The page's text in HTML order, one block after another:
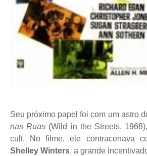
Seu próximo papel foi com um astro
nas Ruas (Wild in the Streets,
cult. No filme, ele contracenava
Shelley Winters, a grande